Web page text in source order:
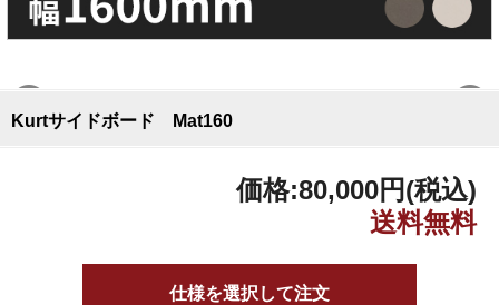
Kurtサイドボード Mat160
価格:80,000円(税込)
仕様を選択して注文